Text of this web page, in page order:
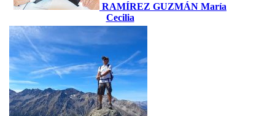
RAMÍREZ GUZMÁN María
Cecilia